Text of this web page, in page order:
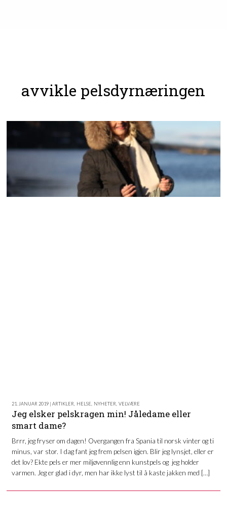
avvikle pelsdyrnæringen
21. JANUAR 2019 | ARTIKLER HELSE NYHETER VELVÆRE
Jeg elsker pelskragen min! Jåledame eller
smart dame?
Brrr, jeg fryser om dagen! Overgangen fra Spania til norsk vinter og ti
minus, var stor. I dag fant jeg frem pelsen igjen. Blir jeg lynsjet, eller er
det lov? Ekte pels er mer miljøvennlig enn kunstpels og jeg holder
varmen. Jeg er glad i dyr, men har ikke lyst til å kaste jakken med […]